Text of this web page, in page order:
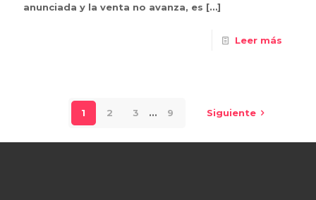
anunciada y la venta no avanza, es […]
Leer más
1 2 3 ... 9 Siguiente